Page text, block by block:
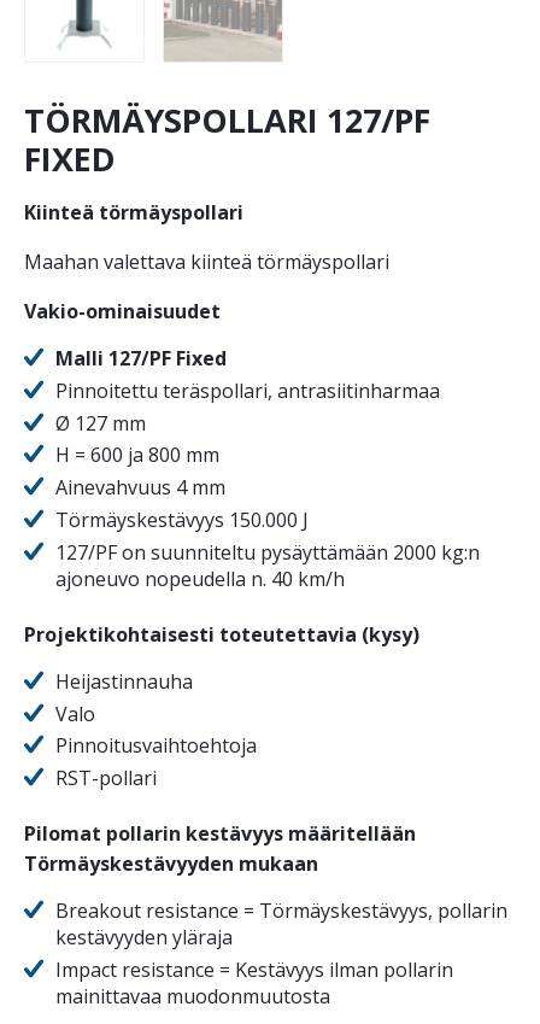
TÖRMÄYSPOLLARI 127/PF
FIXED
Kiinteä törmäyspollari
Maahan valettava kiinteä törmäyspollari
Vakio-ominaisuudet
Malli 127/PF Fixed
Pinnoitettu teräspollari, antrasiitinharmaa
Ø 127 mm
H = 600 ja 800 mm
Ainevahvuus 4 mm
Törmäyskestävyys 150.000 J
127/PF on suunniteltu pysäyttämään 2000 kg:n
ajoneuvo nopeudella n. 40 km/h
Projektikohtaisesti toteutettavia (kysy)
Heijastinnauha
Valo
Pinnoitusvaihtoehtoja
RST-pollari
Pilomat pollarin kestävyys määritellään
Törmäyskestävyyden mukaan
Breakout resistance = Törmäyskestävyys, pollarin
kestävyyden yläraja
Impact resistance = Kestävyys ilman pollarin
mainittavaa muodonmuutosta